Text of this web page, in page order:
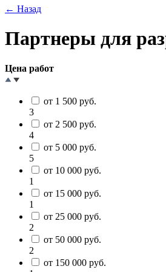
← Назад
Партнеры для
Цена работ
от 1 500 руб.
3
от 2 500 руб.
4
от 5 000 руб.
5
от 10 000 руб.
1
от 15 000 руб.
1
от 25 000 руб.
2
от 50 000 руб.
2
от 150 000 руб.